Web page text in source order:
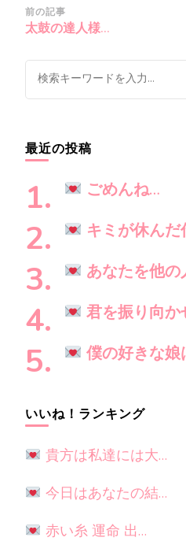
投
稿
ナ
ビ
ゲ
シ
ョ
ン
前の記事
太鼓の達人様…
な
に
お
探
し
で
す
か
?
最近の投稿
ごめんね…
キミが休ん
あなたを他の
君を振り向か
僕の好きな娘
いいね！ランキング
貴方は私達には大…
今日はあなたの結…
赤い糸 運命 出…